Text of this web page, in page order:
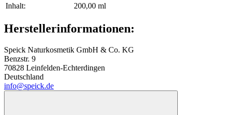
Inhalt‍:
200,00 ml
Herstellerinformationen:
Speick Naturkosmetik GmbH & Co. KG
Benzstr. 9
70828 Leinfelden-Echterdingen
Deutschland
info@speick.de